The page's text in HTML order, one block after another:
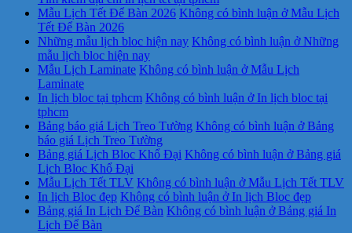
Mẫu Lịch Tết Để Bàn 2026 Không có bình luận ở Mẫu Lịch
Tết Để Bàn 2026
Những mẫu lịch bloc hiện nay Không có bình luận ở Những
mẫu lịch bloc hiện nay
Mẫu Lịch Laminate Không có bình luận ở Mẫu Lịch
Laminate
In lịch bloc tại tphcm Không có bình luận ở In lịch bloc tại
tphcm
Bảng báo giá Lịch Treo Tường Không có bình luận ở Bảng
báo giá Lịch Treo Tường
Bảng giá Lịch Bloc Khổ Đại Không có bình luận ở Bảng giá
Lịch Bloc Khổ Đại
Mẫu Lịch Tết TLV Không có bình luận ở Mẫu Lịch Tết TLV
In lịch Bloc đẹp Không có bình luận ở In lịch Bloc đẹp
Bảng giá In Lịch Để Bàn Không có bình luận ở Bảng giá In
Lịch Để Bàn